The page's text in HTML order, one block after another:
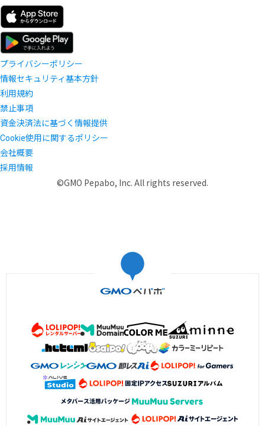
プライバシーポリシー
情報セキュリティ基本方針
利用規約
禁止事項
資金決済法に基づく情報提供
Cookie使用に関するポリシー
会社概要
採用情報
©GMO Pepabo, Inc. All rights reserved.